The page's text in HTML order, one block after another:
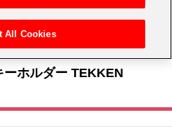
グッズ
ームキーホルダー TEKKEN Shaheen
ホルダー TEKKEN
All Cookies